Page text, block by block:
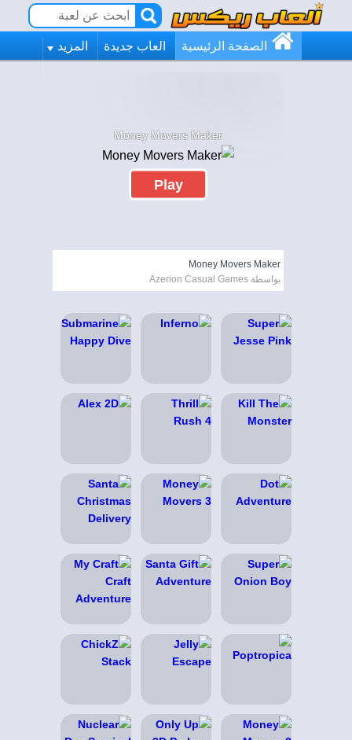
الصفحة الرئيسية العاب جديدة المزيد
Money Movers Maker
Play
Money Movers Maker
بواسطة Azerion Casual Games